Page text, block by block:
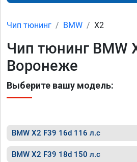
Чип тюнинг BMW X2
Чип тюнинг BMW
Воронеже
Выберите вашу модель:
BMW X2 F39 16d 116 л.с
BMW X2 F39 18d 150 л.с